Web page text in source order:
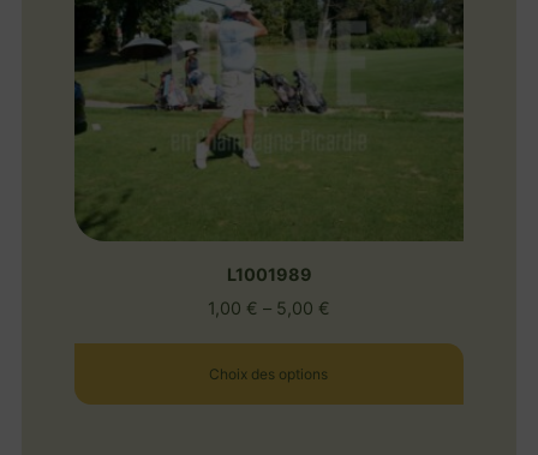
L1001989
1,00 € – 5,00 €
Choix des options